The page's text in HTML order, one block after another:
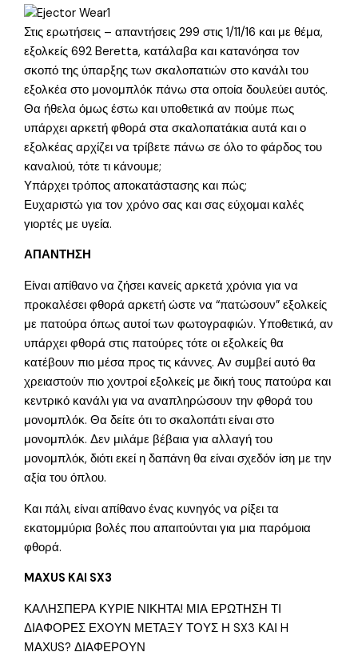
Στις ερωτήσεις – απαντήσεις 299 στις 1/11/16 και με θέμα,
εξολκείς 692 Beretta, κατάλαβα και κατανόησα τον
σκοπό της ύπαρξης των σκαλοπατιών στο κανάλι του
εξολκέα στο μονομπλόκ πάνω στα οποία δουλεύει αυτός.
Θα ήθελα όμως έστω και υποθετικά αν πούμε πως
υπάρχει αρκετή φθορά στα σκαλοπατάκια αυτά και ο
εξολκέας αρχίζει να τρίβετε πάνω σε όλο το φάρδος του
καναλιού, τότε τι κάνουμε;
Υπάρχει τρόπος αποκατάστασης και πώς;
Ευχαριστώ για τον χρόνο σας και σας εύχομαι καλές
γιορτές με υγεία.
ΑΠΑΝΤΗΣΗ
Είναι απίθανο να ζήσει κανείς αρκετά χρόνια για να
προκαλέσει φθορά αρκετή ώστε να “πατώσουν” εξολκείς
με πατούρα όπως αυτοί των φωτογραφιών. Υποθετικά, αν
υπάρχει φθορά στις πατούρες τότε οι εξολκείς θα
κατέβουν πιο μέσα προς τις κάννες. Αν συμβεί αυτό θα
χρειαστούν πιο χοντροί εξολκείς με δική τους πατούρα και
κεντρικό κανάλι για να αναπληρώσουν την φθορά του
μονομπλόκ. Θα δείτε ότι το σκαλοπάτι είναι στο
μονομπλόκ. Δεν μιλάμε βέβαια για αλλαγή του
μονομπλόκ, διότι εκεί η δαπάνη θα είναι σχεδόν ίση με την
αξία του όπλου.
Και πάλι, είναι απίθανο ένας κυνηγός να ρίξει τα
εκατομμύρια βολές που απαιτούνται για μια παρόμοια
φθορά.
MAXUS KAI SX3
ΚΑΛΗΣΠΕΡΑ ΚΥΡΙΕ ΝΙΚΗΤΑ! ΜΙΑ ΕΡΩΤΗΣΗ ΤΙ
ΔΙΑΦΟΡΕΣ ΕΧΟΥΝ ΜΕΤΑΞΥ ΤΟΥΣ Η SX3 ΚΑΙ H
ΜΑΧUS? ΔΙΑΦΕΡΟΥΝ